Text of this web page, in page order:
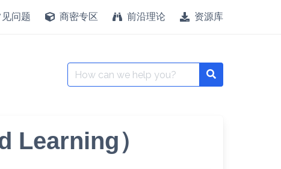
问题 商密专区 前沿理论 资源库
Search
for:
Learning）